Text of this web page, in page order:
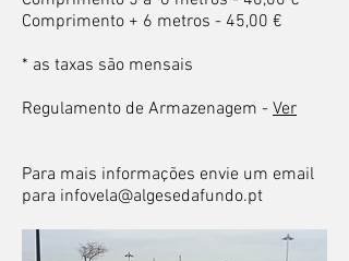
Comprimento + 6 metros - 45,00 €
* as taxas são mensais
Regulamento de Armazenagem - Ver
Para mais informações envie um email
para infovela@algesedafundo.pt